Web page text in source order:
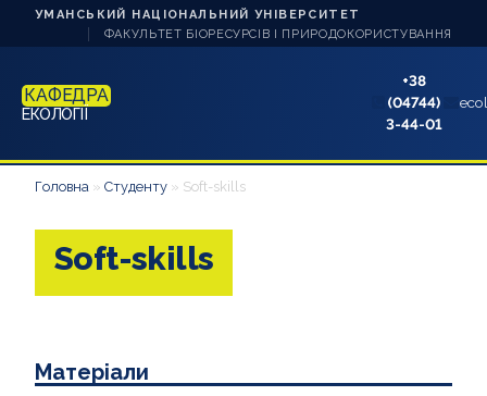
УМАНСЬКИЙ НАЦІОНАЛЬНИЙ УНІВЕРСИТЕТ
ФАКУЛЬТЕТ БІОРЕСУРСІВ І ПРИРОДОКОРИСТУВАННЯ
КАФЕДРА
ЕКОЛОГІЇ
+38
(04744)
3-44-01
ПРО КАФЕДРУ
АБІТУРІЄНТУ
Головна » Студенту » Soft-skills
Soft-skills
Матеріали